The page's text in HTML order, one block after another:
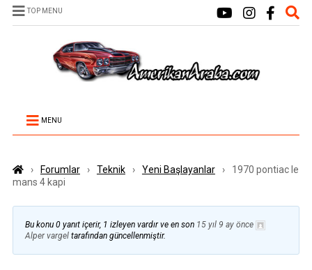
TOP MENU
MENU
› Forumlar › Teknik › Yeni Başlayanlar ›
1970 pontiac le
mans 4 kapi
Bu konu 0 yanıt içerir, 1 izleyen vardır ve en son 15 yıl 9 ay önce
Alper vargeltarafından güncellenmiştir.